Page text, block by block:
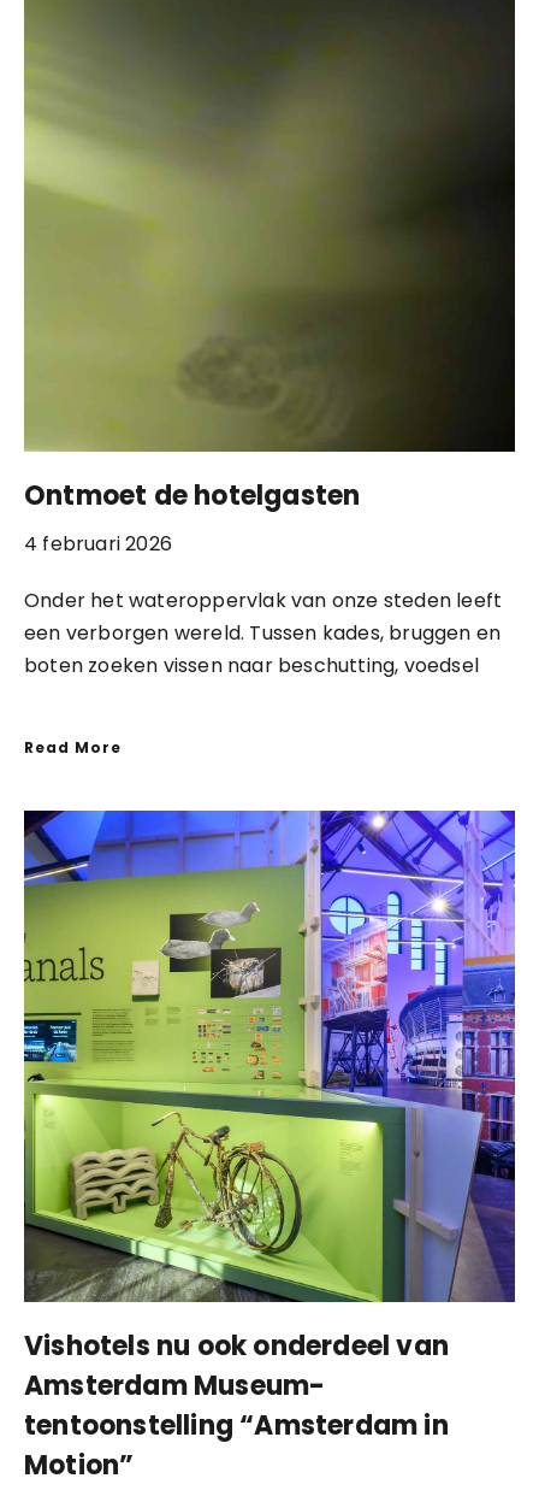
Ontmoet de hotelgasten
4 februari 2026
Onder het wateroppervlak van onze steden leeft
een verborgen wereld. Tussen kades, bruggen en
boten zoeken vissen naar beschutting, voedsel
Read More
Vishotels nu ook onderdeel van
Amsterdam Museum-
tentoonstelling “Amsterdam in
Motion”